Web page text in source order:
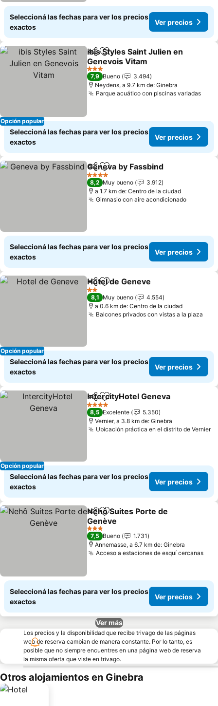
Seleccioná las fechas para ver los precios
exactos
Ver precios
Opción popular
CompartirAñadir a favoritos
ibis Styles Saint Julien en
Genevois Vitam
3 Estrellas
7,9 Bueno
3.494
Neydens, a 9.7 km de: Ginebra
Parque acuático con piscinas variadas
Seleccioná las fechas para ver los precios
exactos
Ver precios
CompartirAñadir a favoritos
Geneva by Fassbind
4 Estrellas
8,2 Muy bueno
3.912
a 1.7 km de: Centro de la ciudad
Gimnasio con aire acondicionado
Seleccioná las fechas para ver los precios
exactos
Ver precios
Opción popular
CompartirAñadir a favoritos
Hotel de Geneve
2 Estrellas
8,1 Muy bueno
4.554
a 0.6 km de: Centro de la ciudad
Balcones privados con vistas a la plaza
Seleccioná las fechas para ver los precios
exactos
Ver precios
Opción popular
CompartirAñadir a favoritos
IntercityHotel Geneva
4 Estrellas
8,5 Excelente
5.350
Vernier, a 3.8 km de: Ginebra
Ubicación práctica en el distrito de Vernier
Seleccioná las fechas para ver los precios
exactos
Ver precios
CompartirAñadir a favoritos
Nehô Suites Porte de
Genève
3 Estrellas
7,5 Bueno
1.731
Annemasse, a 6.7 km de: Ginebra
Acceso a estaciones de esquí cercanas
Seleccioná las fechas para ver los precios
exactos
Ver precios
Ver más
Los precios y la disponibilidad que recibe trivago de las páginas
web de reserva cambian de manera constante. Por lo tanto, es
posible que no siempre encuentres en una página web de reserva
la misma oferta que viste en trivago.
Otros alojamientos en Ginebra